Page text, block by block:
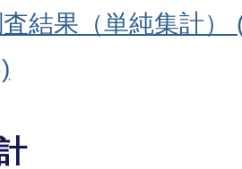
結果（単純集計）